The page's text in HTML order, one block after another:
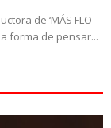
de ‘MÁS FLO
forma de pensar...